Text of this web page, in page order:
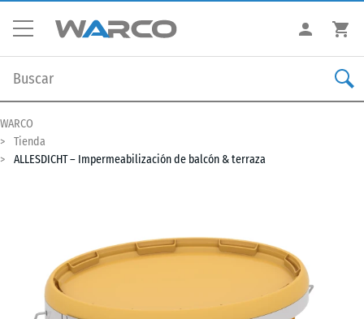
WARCO
Tienda
ALLESDICHT – Impermeabilización de balcón & terraza